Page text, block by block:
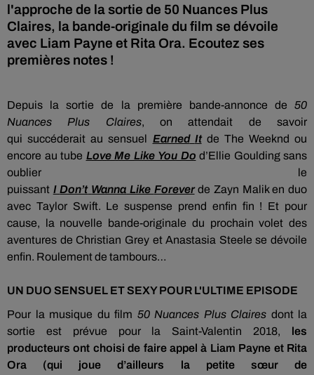
l'approche de la sortie de 50 Nuances Plus
Claires, la bande-originale du film se dévoile
avec Liam Payne et Rita Ora. Ecoutez ses
premières notes !
Depuis la sortie de la première bande-annonce de 50
Nuances Plus Claires, on attendait de savoir
qui succéderait au sensuel Earned It de The Weeknd ou
encore au tube Love Me Like You Do d’Ellie Goulding sans
oublier le
puissant IDon’t Wanna Like Forever de Zayn Malik en duo
avec Taylor Swift. Le suspense prend enfin fin ! Et pour
cause, la nouvelle bande-originale du prochain volet des
aventures de Christian Grey et Anastasia Steele se dévoile
enfin. Roulement de tambours…
UN DUO SENSUEL ET SEXY POUR L'ULTIME EPISODE
Pour la musique du film 50 Nuances Plus Claires dont la
sortie est prévue pour la Saint-Valentin 2018, les
producteurs ont choisi de faire appel à Liam Payne et Rita
Ora (qui joue d’ailleurs la petite sœur de